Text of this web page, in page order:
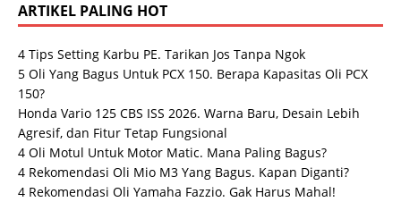
ARTIKEL PALING HOT
4 Tips Setting Karbu PE. Tarikan Jos Tanpa Ngok
5 Oli Yang Bagus Untuk PCX 150. Berapa Kapasitas Oli PCX
150?
Honda Vario 125 CBS ISS 2026. Warna Baru, Desain Lebih
Agresif, dan Fitur Tetap Fungsional
4 Oli Motul Untuk Motor Matic. Mana Paling Bagus?
4 Rekomendasi Oli Mio M3 Yang Bagus. Kapan Diganti?
4 Rekomendasi Oli Yamaha Fazzio. Gak Harus Mahal!